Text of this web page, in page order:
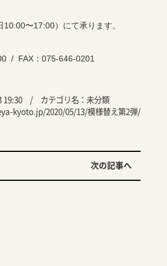
10:00〜17:00）にて承ります。
/ FAX： 075-646-0201
19:30 / カテゴリ名： 未分類
kyoto.jp/2020/05/13/模様替え第2弾/
次の記事へ